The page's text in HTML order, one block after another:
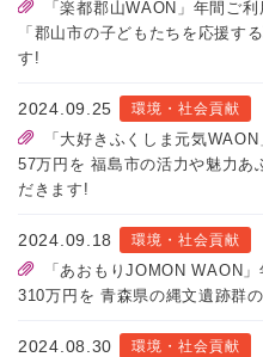
「楽都郡山WAON」年間ご
「郡山市の子どもたちを応援す
す!
2024.09.25 環境・社会貢献
「大好きふくしま元気
57万円を 福島市の活力や魅力あ
だきます!
2024.09.18 環境・社会貢献
「あおもりJOMON WAON
310万円を 青森県の縄文遺跡群
2024.08.30 環境・社会貢献